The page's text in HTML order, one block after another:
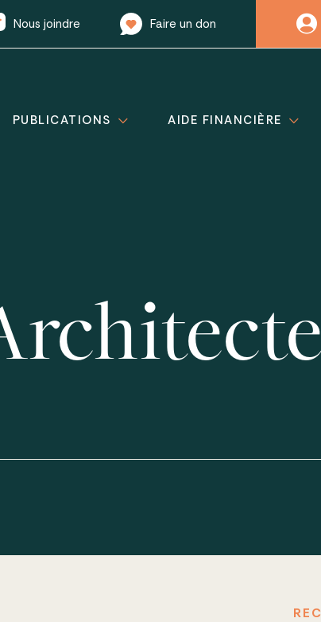
Nous joindre Faire un don
PUBLICATIONS AIDE FINANCIÈRE